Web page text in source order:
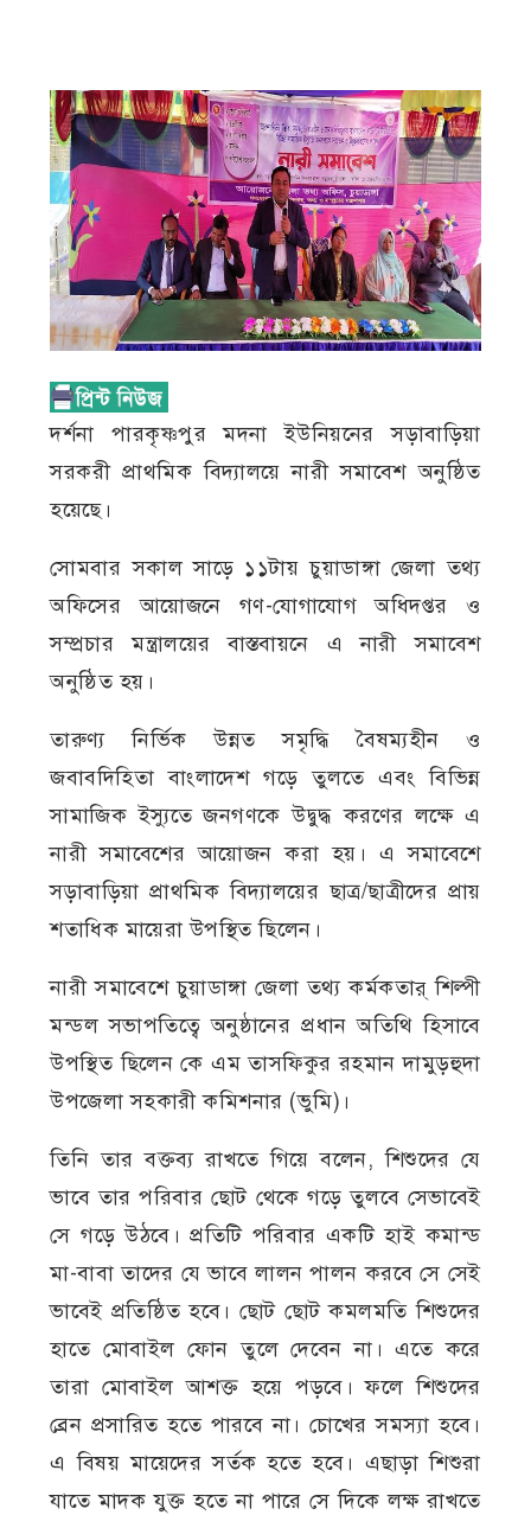
দর্শনা পারকৃষ্ণপুর মদনা ইউনিয়নের সড়াবাড়িয়া
সরকরী প্রাথমিক বিদ্যালয়ে নারী সমাবেশ অনুষ্ঠিত
হয়েছে।
সোমবার সকাল সাড়ে ১১টায় চুয়াডাঙ্গা জেলা তথ্য
অফিসের আয়োজনে গণ-যোগাযোগ অধিদপ্তর ও
সম্প্রচার মন্ত্রালয়ের বাস্তবায়নে এ নারী সমাবেশ
অনুষ্ঠিত হয়।
তারুণ্য নির্ভিক উন্নত সমৃদ্ধি বৈষম্যহীন ও
জবাবদিহিতা বাংলাদেশ গড়ে তুলতে এবং বিভিন্ন
সামাজিক ইস্যুতে জনগণকে উদ্বুদ্ধ করণের লক্ষে এ
নারী সমাবেশের আয়োজন করা হয়। এ সমাবেশে
সড়াবাড়িয়া প্রাথমিক বিদ্যালয়ের ছাত্র/ছাত্রীদের প্রায়
শতাধিক মায়েরা উপস্থিত ছিলেন।
নারী সমাবেশে চুয়াডাঙ্গা জেলা তথ্য কর্মকতার্ শিল্পী
মন্ডল সভাপতিত্বে অনুষ্ঠানের প্রধান অতিথি হিসাবে
উপস্থিত ছিলেন কে এম তাসফিকুর রহমান দামুড়হুদা
উপজেলা সহকারী কমিশনার (ভুমি)।
তিনি তার বক্তব্য রাখতে গিয়ে বলেন, শিশুদের যে
ভাবে তার পরিবার ছোট থেকে গড়ে তুলবে সেভাবেই
সে গড়ে উঠবে। প্রতিটি পরিবার একটি হাই কমান্ড
মা-বাবা তাদের যে ভাবে লালন পালন করবে সে সেই
ভাবেই প্রতিষ্ঠিত হবে। ছোট ছোট কমলমতি শিশুদের
হাতে মোবাইল ফোন তুলে দেবেন না। এতে করে
তারা মোবাইল আশক্ত হয়ে পড়বে। ফলে শিশুদের
ব্রেন প্রসারিত হতে পারবে না। চোখের সমস্যা হবে।
এ বিষয় মায়েদের সর্তক হতে হবে। এছাড়া শিশুরা
যাতে মাদক যুক্ত হতে না পারে সে দিকে লক্ষ রাখতে